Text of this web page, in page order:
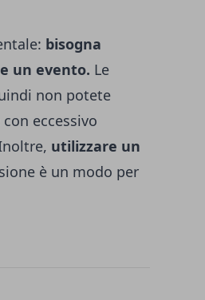
bisogna
un evento. Le
non potete
eccessivo
utilizzare un
è un modo per